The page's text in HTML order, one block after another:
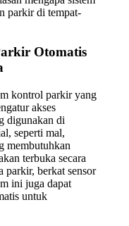
parkir di tempat-
Otomatis
kontrol parkir yang
akses
digunakan di
seperti mal,
membutuhkan
terbuka secara
parkir, berkat sensor
ini juga dapat
untuk